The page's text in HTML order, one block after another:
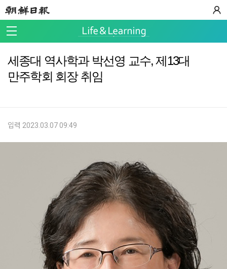
세종대 역사학과 박선영 교수, 제13대
만주학회 회장 취임
입력 2023.03.07 09:49